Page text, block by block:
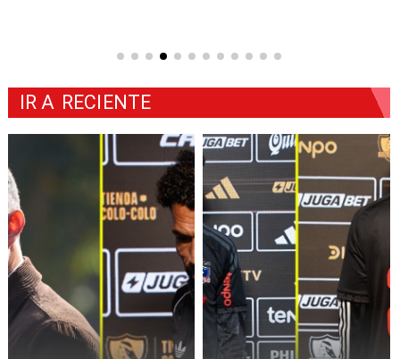
IR A RECIENTE